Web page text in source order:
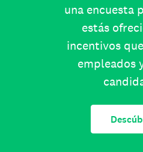
una encuesta
estás
incentivos
empleados